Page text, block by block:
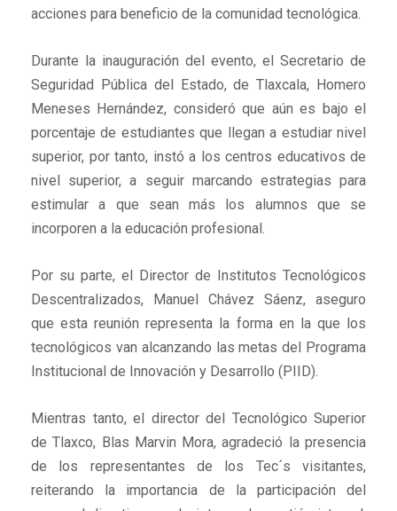
acciones para beneficio de la comunidad tecnológica.
Durante la inauguración del evento, el Secretario de
Seguridad Pública del Estado, de Tlaxcala, Homero
Meneses Hernández, consideró que aún es bajo el
porcentaje de estudiantes que llegan a estudiar nivel
superior, por tanto, instó a los centros educativos de
nivel superior, a seguir marcando estrategias para
estimular a que sean más los alumnos que se
incorporen a la educación profesional.
Por su parte, el Director de Institutos Tecnológicos
Descentralizados, Manuel Chávez Sáenz, aseguro
que esta reunión representa la forma en la que los
tecnológicos van alcanzando las metas del Programa
Institucional de Innovación y Desarrollo (PIID).
Mientras tanto, el director del Tecnológico Superior
de Tlaxco, Blas Marvin Mora, agradeció la presencia
de los representantes de los Tec´s visitantes,
reiterando la importancia de la participación del